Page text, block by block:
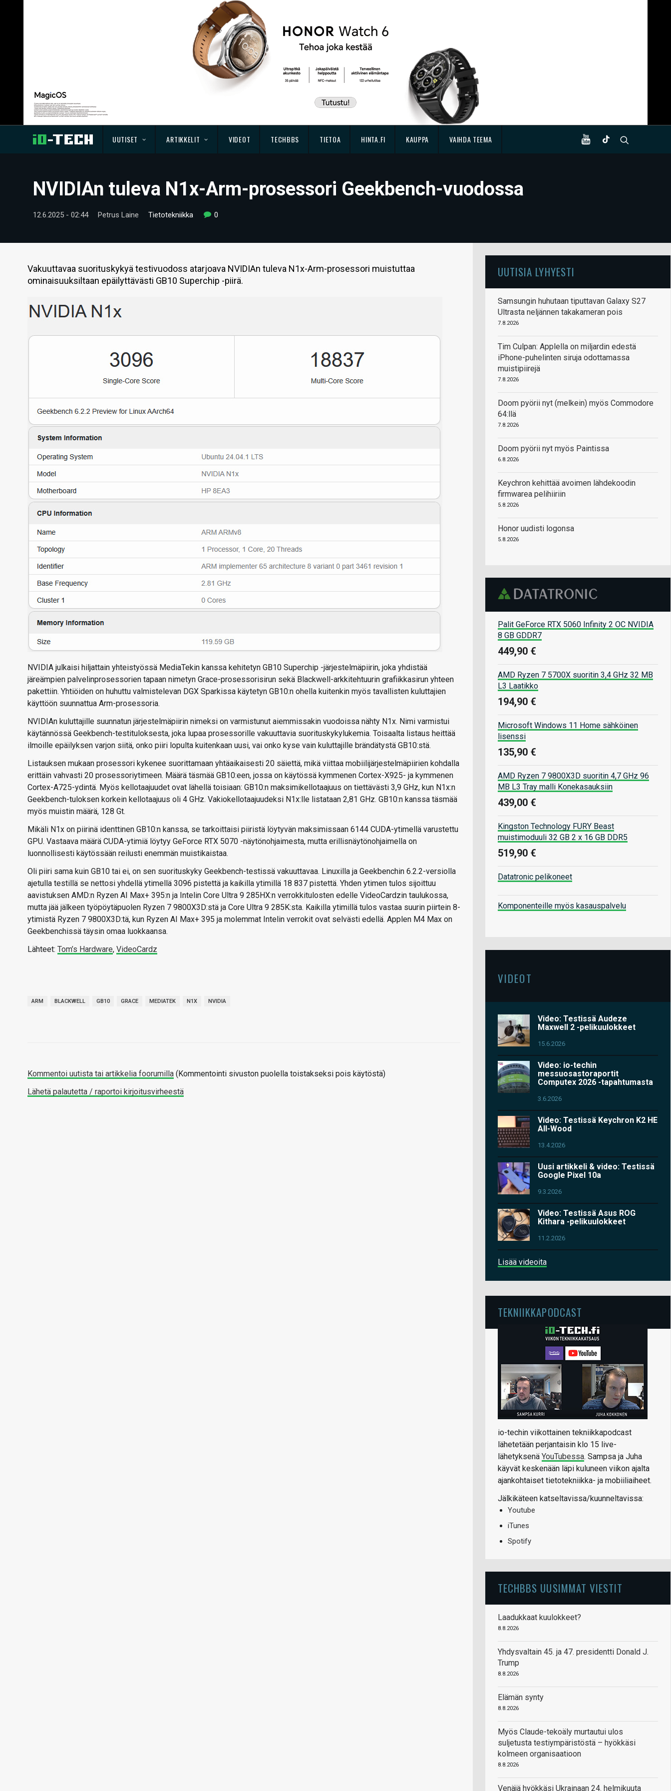
UUTISET ARTIKKELIT VIDEOT TECHBBS TIETOA HINTA.FI KAUPPA VAIHDA TEEMA
NVIDIAn tuleva N1x-Arm-prosessori Geekbench-vuodossa
12.6.2025 - 02:44 Petrus Laine Tietotekniikka 0
Vakuuttavaa suorituskykyä testivuodoss atarjoava NVIDIAn tuleva N1x-Arm-prosessori muistuttaa
ominaisuuksiltaan epäilyttävästi GB10 Superchip -piirä.
NVIDIA julkaisi hiljattain yhteistyössä MediaTekin kanssa kehitetyn GB10 Superchip -järjestelmäpiirin, joka yhdistää
järeämpien palvelinprosessorien tapaan nimetyn Grace-prosessorisirun sekä Blackwell-arkkitehtuurin grafiikkasirun yhteen
pakettiin. Yhtiöiden on huhuttu valmistelevan DGX Sparkissa käytetyn GB10:n ohella kuitenkin myös tavallisten kuluttajien
käyttöön suunnattua Arm-prosessoria.
NVIDIAn kuluttajille suunnatun järjestelmäpiirin nimeksi on varmistunut aiemmissakin vuodoissa nähty N1x. Nimi varmistui
käytännössä Geekbench-testituloksesta, joka lupaa prosessorille vakuuttavia suorituskykylukemia. Toisaalta listaus heittää
ilmoille epäilyksen varjon siitä, onko piiri lopulta kuitenkaan uusi, vai onko kyse vain kuluttajille brändätystä GB10:stä.
Listauksen mukaan prosessori kykenee suorittamaan yhtäaikaisesti 20 säiettä, mikä viittaa mobiilijärjestelmäpiirien kohdalla
erittäin vahvasti 20 prosessoriytimeen. Määrä täsmää GB10:een, jossa on käytössä kymmenen Cortex-X925- ja kymmenen
Cortex-A725-ydintä. Myös kellotaajuudet ovat lähellä toisiaan: GB10:n maksimikellotaajuus on tiettävästi 3,9 GHz, kun N1x:n
Geekbench-tuloksen korkein kellotaajuus oli 4 GHz. Vakiokellotaajuudeksi N1x:lle listataan 2,81 GHz. GB10:n kanssa täsmää
myös muistin määrä, 128 Gt.
Mikäli N1x on piirinä identtinen GB10:n kanssa, se tarkoittaisi piiristä löytyvän maksimissaan 6144 CUDA-ytimellä varustettu
GPU. Vastaava määrä CUDA-ytimiä löytyy GeForce RTX 5070 -näytönohjaimesta, mutta erillisnäytönohjaimella on
luonnollisesti käytössään reilusti enemmän muistikaistaa.
Oli piiri sama kuin GB10 tai ei, on sen suorituskyky Geekbench-testissä vakuuttavaa. Linuxilla ja Geekbenchin 6.2.2-versiolla
ajetulla testillä se nettosi yhdellä ytimellä 3096 pistettä ja kaikilla ytimillä 18 837 pistettä. Yhden ytimen tulos sijoittuu
aavistuksen AMD:n Ryzen AI Max+ 395:n ja Intelin Core Ultra 9 285HX:n verrokkitulosten edelle VideoCardzin taulukossa,
mutta jää jälkeen työpöytäpuolen Ryzen 7 9800X3D:stä ja Core Ultra 9 285K:sta. Kaikilla ytimillä tulos vastaa suurin piirtein 8-
ytimistä Ryzen 7 9800X3D:tä, kun Ryzen AI Max+ 395 ja molemmat Intelin verrokit ovat selvästi edellä. Applen M4 Max on
Geekbenchissä täysin omaa luokkaansa.
Lähteet: Tom’s Hardware, VideoCardz
ARM BLACKWELL GB10 GRACE MEDIATEK N1X NVIDIA
Kommentoi uutista tai artikkelia foorumilla (Kommentointi sivuston puolella toistakseksi pois käytöstä)
Lähetä palautetta / raportoi kirjoitusvirheestä
UUTISIA LYHYESTI
Samsungin huhutaan tiputtavan Galaxy S27
Ultrasta neljännen takakameran pois
7.8.2026
Tim Culpan: Applella on miljardin edestä
iPhone-puhelinten siruja odottamassa
muistipiirejä
7.8.2026
Doom pyörii nyt (melkein) myös Commodore
64:llä
7.8.2026
Doom pyörii nyt myös Paintissa
6.8.2026
Keychron kehittää avoimen lähdekoodin
firmwarea pelihiiriin
5.8.2026
Honor uudisti logonsa
5.8.2026
Palit GeForce RTX 5060 Infinity 2 OC NVIDIA
8 GB GDDR7
449,90 €
AMD Ryzen 7 5700X suoritin 3,4 GHz 32 MB
L3 Laatikko
194,90 €
Microsoft Windows 11 Home sähköinen
lisenssi
135,90 €
AMD Ryzen 7 9800X3D suoritin 4,7 GHz 96
MB L3 Tray malli Konekasauksiin
439,00 €
Kingston Technology FURY Beast
muistimoduuli 32 GB 2 x 16 GB DDR5
519,90 €
Datatronic pelikoneet
Komponenteille myös kasauspalvelu
VIDEOT
Video: Testissä Audeze
Maxwell 2 -pelikuulokkeet
15.6.2026
Video: io-techin
messuosastoraportit
Computex 2026 -tapahtumasta
3.6.2026
Video: Testissä Keychron K2 HE
All-Wood
13.4.2026
Uusi artikkeli & video: Testissä
Google Pixel 10a
9.3.2026
Video: Testissä Asus ROG
Kithara -pelikuulokkeet
11.2.2026
Lisää videoita
TEKNIIKKAPODCAST
io-techin viikottainen tekniikkapodcast
lähetetään perjantaisin klo 15 live-
lähetyksenä YouTubessa. Sampsa ja Juha
käyvät keskenään läpi kuluneen viikon ajalta
ajankohtaiset tietotekniikka- ja mobiiliaiheet.
Jälkikäteen katseltavissa/kuunneltavissa:
Youtube
iTunes
Spotify
TECHBBS UUSIMMAT VIESTIT
Laadukkaat kuulokkeet?
8.8.2026
Yhdysvaltain 45. ja 47. presidentti Donald J.
Trump
8.8.2026
Elämän synty
8.8.2026
Myös Claude-tekoäly murtautui ulos
suljetusta testiympäristöstä – hyökkäsi
kolmeen organisaatioon
8.8.2026
Venäjä hyökkäsi Ukrainaan 24. helmikuuta